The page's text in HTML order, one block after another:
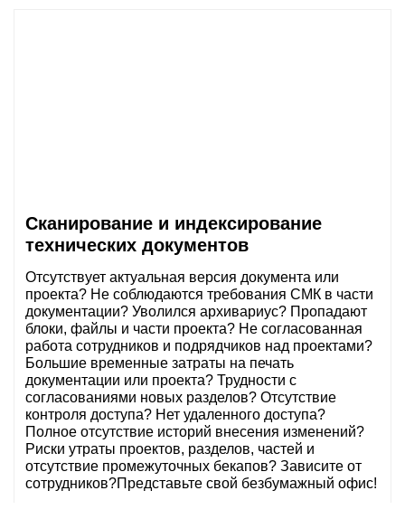
Сканирование и индексирование
технических документов
Отсутствует актуальная версия документа или
проекта? Не соблюдаются требования СМК в части
документации? Уволился архивариус? Пропадают
блоки, файлы и части проекта? Не согласованная
работа сотрудников и подрядчиков над проектами?
Большие временные затраты на печать
документации или проекта? Трудности с
согласованиями новых разделов? Отсутствие
контроля доступа? Нет удаленного доступа?
Полное отсутствие историй внесения изменений?
Риски утраты проектов, разделов, частей и
отсутствие промежуточных бекапов? Зависите от
сотрудников?Представьте свой безбумажный офис!